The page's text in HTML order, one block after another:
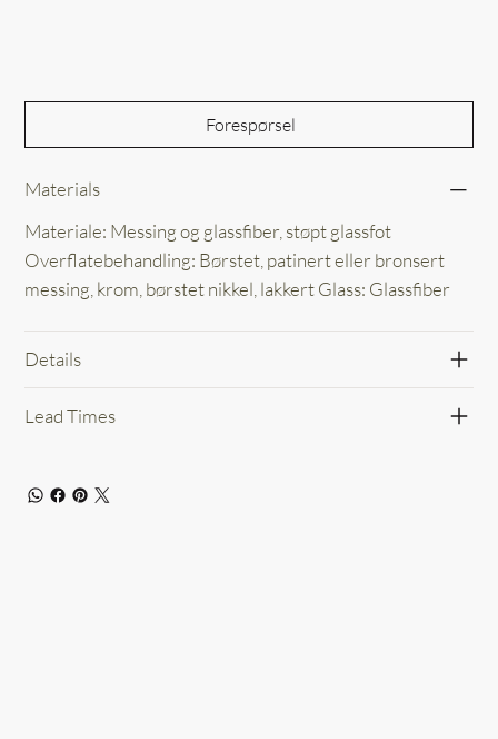
Forespørsel
Materials
Materiale: Messing og glassfiber, støpt glassfot
Overflatebehandling: Børstet, patinert eller bronsert
messing, krom, børstet nikkel, lakkert Glass: Glassfiber
Details
Lead Times